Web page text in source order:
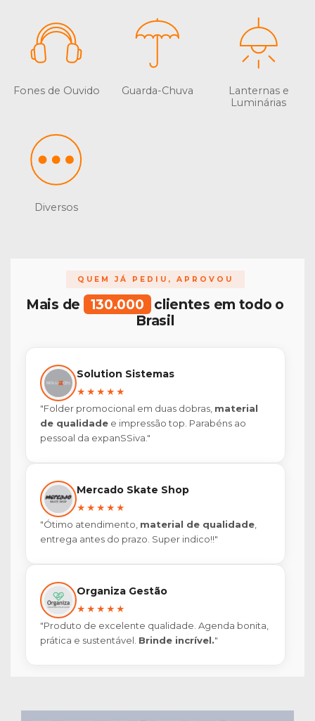
Fones de Ouvido Guarda-Chuva
Lanternas e
Luminárias
Diversos
QUEM JÁ PEDIU, APROVOU
Mais de 130.000
clientes em todo o
Brasil
Solution Sistemas
★★★★★
"Folder promocional em duas dobras, material
de qualidadee impressão top. Parabéns ao
pessoal da expanSSiva."
Mercado Skate Shop
★★★★★
"Ótimo atendimento, material de qualidade,
entrega antes do prazo. Super indico!!"
Organiza Gestão
★★★★★
"Produto de excelente qualidade. Agenda bonita,
prática e sustentável. Brinde incrível."